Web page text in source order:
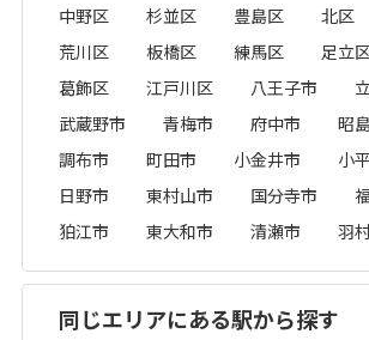
中野区
杉並区 豊島区
北区
荒川区
板橋区 練馬区
足立
葛飾区
江戸川区 八王子市
武蔵野市
青梅市 府中市
昭
調布市
町田市 小金井市
小
日野市
東村山市 国分寺市
狛江市
東大和市 清瀬市 羽
同じエリアにある駅から探す